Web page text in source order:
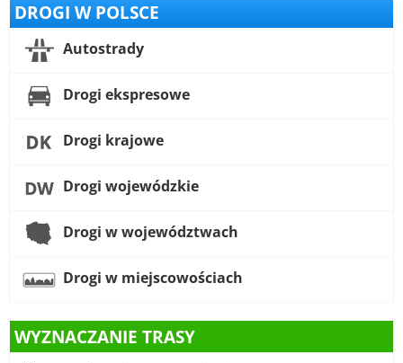
DROGI W POLSCE
Autostrady
Drogi ekspresowe
Drogi krajowe
Drogi wojewódzkie
Drogi w województwach
Drogi w miejscowościach
WYZNACZANIE TRASY